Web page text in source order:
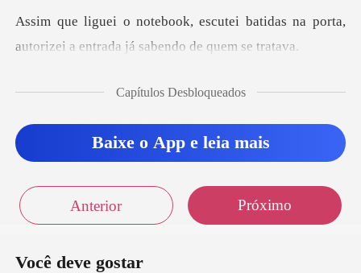
Sair
i batidas na porta,
autorizei a ent
será um bom dia. Sente
Capítulos Desbloqueados
Baixe o App e leia mais
Anterior Próximo
Você deve gostar